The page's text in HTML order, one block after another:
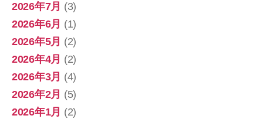
2026年7月 (3)
2026年6月 (1)
2026年5月 (2)
2026年4月 (2)
2026年3月 (4)
2026年2月 (5)
2026年1月 (2)